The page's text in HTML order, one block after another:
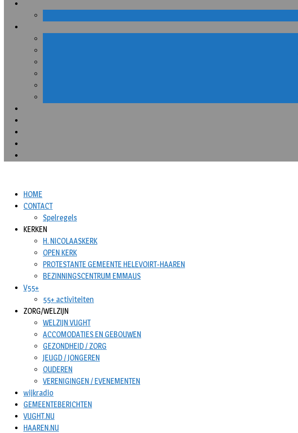
HOME
CONTACT
Spelregels
KERKEN
H. NICOLAASKERK
OPEN KERK
PROTESTANTE GEMEENTE HELEVOIRT-HAAREN
BEZINNINGSCENTRUM EMMAUS
V55+
55+ activiteiten
ZORG/WELZIJN
WELZIJN VUGHT
ACCOMODATIES EN GEBOUWEN
GEZONDHEID / ZORG
JEUGD / JONGEREN
OUDEREN
VERENIGINGEN / EVENEMENTEN
wijkradio
GEMEENTEBERICHTEN
VUGHT.NU
HAAREN.NU